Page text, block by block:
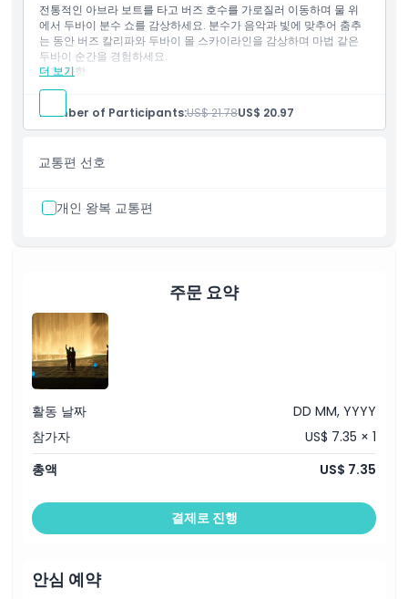
취소 정책
전통적인 아브라 보트를 타고 버즈 호수를 가로질러 이동하며 물 위
에서 두바이 분수 쇼를 감상하세요. 분수가 음악과 빛에 맞추어 춤추
는 동안 버즈 칼리파와 두바이 몰 스카이라인을 감상하며 마법 같은
두바이 순간을 경험하세요.
더 보기
포함 사항
부르즈 호수를 따라 30분 전통 아브라 보트 타기
6세 미만 어린이를 위한 구명조끼 제공
Number of Participants:US$ 21.78US$ 20.97
교통편 선호
개인 왕복 교통편
주문 요약
활동 날짜
DD MM, YYYY
참가자
US$ 7.35 × 1
총액
US$ 7.35
결제로 진행
안심 예약